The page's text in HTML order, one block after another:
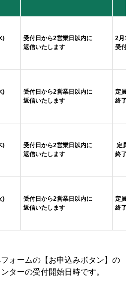
)
受付日から2営業日以内に
返信いたします
2月
受付
)
受付日から2営業日以内に
返信いたします
定員
終了
)
受付日から2営業日以内に
返信いたします
定員
終了
)
受付日から2営業日以内に
返信いたします
定員
終了
ォームの【お申込みボタン】の
ターの受付開始日時です。